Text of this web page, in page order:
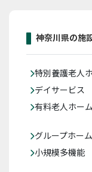
神奈川県の施
特別養護老人
デイサービス
有料老人ホーム
グループホーム
小規模多機能